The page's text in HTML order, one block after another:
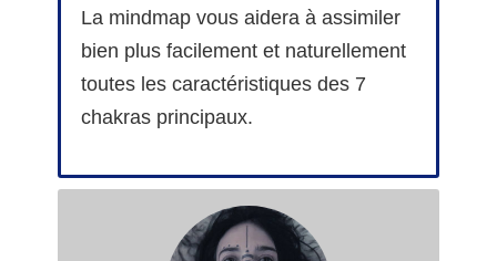
La mindmap vous aidera à assimiler
bien plus facilement et naturellement
toutes les caractéristiques des 7
chakras principaux.